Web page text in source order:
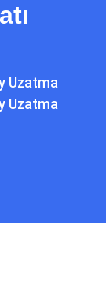
Uzatma
Uzatma